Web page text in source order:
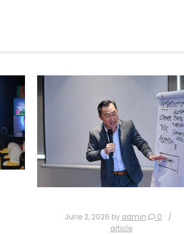
June 2, 2026 by admin
0
article